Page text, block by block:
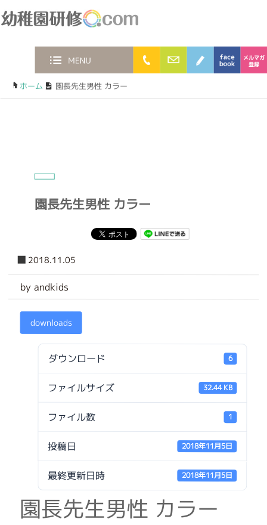
MENU 0120-36-2023
お問合わせフォー
ブログ
ホーム / 園長先生男性 カラー
園長先生男性 カラー
2018.11.05
by andkids
downloads
ダウンロード 6
ファイルサイズ 32.44 KB
ファイル数 1
投稿日 2018年11月5日
最終更新日時 2018年11月5日
園長先生男性 カラー